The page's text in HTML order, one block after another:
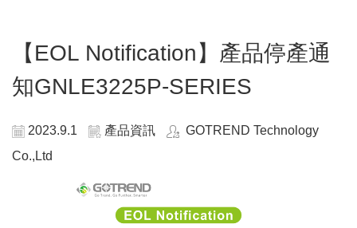
【EOL Notification】產品停產通
知GNLE3225P-SERIES
2023.9.1 產品資訊
GOTREND Technology
Co.,Ltd